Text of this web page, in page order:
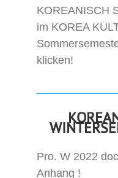
KOREANISCH
im KOREA
klicken!
Pro. W 2022
Anhang !